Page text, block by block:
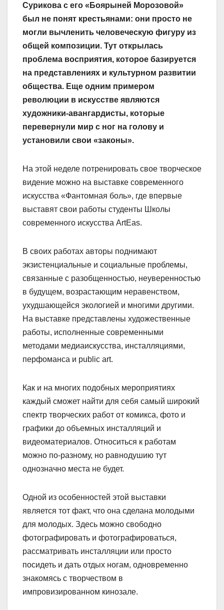
Сурикова с его «Боярыней Морозовой»
был не понят крестьянами: они просто не
могли вычленить человеческую фигуру из
общей композиции. Тут открылась
проблема восприятия, которое базируется
на представлениях и культурном развитии
общества. Еще одним примером
революции в искусстве являются
художники-авангардисты, которые
перевернули мир с ног на голову и
установили свои «законы».
На этой неделе потренировать свое творческое
видение можно на выставке современного
искусства «Фантомная боль», где впервые
выставят свои работы студенты Школы
современного искусства ArtEas.
В своих работах авторы поднимают
экзистенциальные и социальные проблемы,
связанные с разобщенностью, неуверенностью
в будущем, возрастающим неравенством,
ухудшающейся экологией и многими другими.
На выставке представлены художественные
работы, исполненные современными
методами медиаискусства, инсталляциями,
перфоманса и public art.
Как и на многих подобных мероприятиях
каждый сможет найти для себя самый широкий
спектр творческих работ от комикса, фото и
графики до объемных инсталляций и
видеоматериалов. Относиться к работам
можно по-разному, но равнодушию тут
однозначно места не будет.
Одной из особенностей этой выставки
является тот факт, что она сделана молодыми
для молодых. Здесь можно свободно
фотографировать и фотографироваться,
рассматривать инсталляции или просто
посидеть и дать отдых ногам, одновременно
знакомясь с творчеством в
импровизированном кинозале.